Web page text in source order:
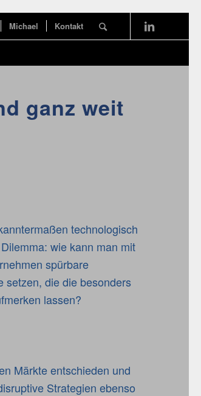
Michael Kontakt
ganz weit
technologisch
wie kann man mit
spürbare
setzen, die die besonders
lassen?
Märkte entschieden und
Strategien ebenso